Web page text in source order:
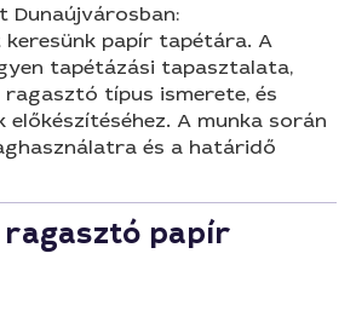
Dunaújvárosban:
papír tapétára. A
tapétázási tapasztalata,
ragasztó típus ismerete, és
A munka során
és a határidő
ragasztó papír